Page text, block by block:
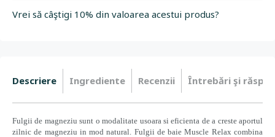
Vrei să câştigi 10% din valoarea acestui produs?
Descriere Ingrediente Recenzii Întrebări şi
Fulgii de magneziu sunt o modalitate usoara si eficienta de a creste aportul
zilnic de magneziu in mod natural. Fulgii de baie Muscle Relax combina